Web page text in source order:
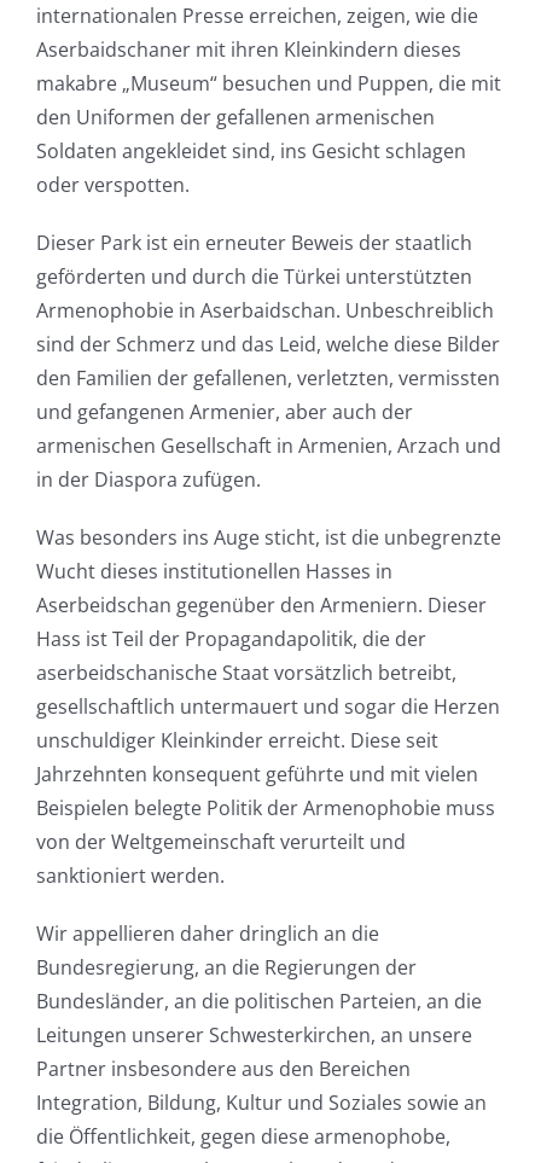
internationalen Presse erreichen, zeigen, wie die
Aserbaidschaner mit ihren Kleinkindern dieses
makabre „Museum“ besuchen und Puppen, die mit
den Uniformen der gefallenen armenischen
Soldaten angekleidet sind, ins Gesicht schlagen
oder verspotten.
Dieser Park ist ein erneuter Beweis der staatlich
geförderten und durch die Türkei unterstützten
Armenophobie in Aserbaidschan. Unbeschreiblich
sind der Schmerz und das Leid, welche diese Bilder
den Familien der gefallenen, verletzten, vermissten
und gefangenen Armenier, aber auch der
armenischen Gesellschaft in Armenien, Arzach und
in der Diaspora zufügen.
Was besonders ins Auge sticht, ist die unbegrenzte
Wucht dieses institutionellen Hasses in
Aserbeidschan gegenüber den Armeniern. Dieser
Hass ist Teil der Propagandapolitik, die der
aserbeidschanische Staat vorsätzlich betreibt,
gesellschaftlich untermauert und sogar die Herzen
unschuldiger Kleinkinder erreicht. Diese seit
Jahrzehnten konsequent geführte und mit vielen
Beispielen belegte Politik der Armenophobie muss
von der Weltgemeinschaft verurteilt und
sanktioniert werden.
Wir appellieren daher dringlich an die
Bundesregierung, an die Regierungen der
Bundesländer, an die politischen Parteien, an die
Leitungen unserer Schwesterkirchen, an unsere
Partner insbesondere aus den Bereichen
Integration, Bildung, Kultur und Soziales sowie an
die Öffentlichkeit, gegen diese armenophobe,